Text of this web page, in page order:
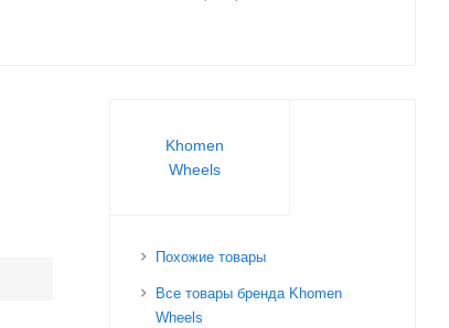
Khomen
Wheels
Похожие товары
Все товары бренда Khomen
Wheels